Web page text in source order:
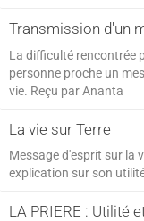
Transmission d'un
La difficulté rencontrée
personne proche un
vie. Reçu par Ananta
La vie sur Terre
Message d'esprit sur la
explication sur son
LA PRIERE : Utilité